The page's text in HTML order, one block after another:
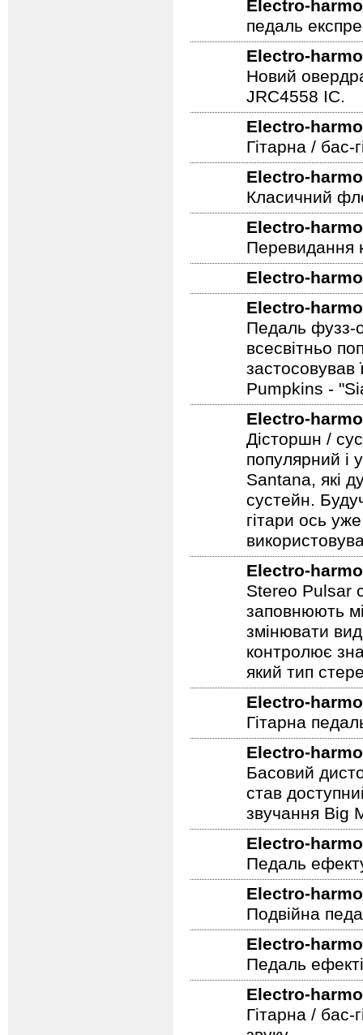
Electro-
педаль
Electro-
Новий
JRC4558 IC.
Electro-
Гітарна /
Electro-
Класичний
Electro-
Перевидання
Electro-
Electro-
Педаль фузз-
всесвітньо
застосовував
Pumpkins -
Electro-
Дісторшн /
популярний і
Santana, які
сустейн.
гітари ось
Electro-
Stereo Pulsar
заповнюють
змінювати
контролює
який тип
Electro-
Гітарна
Electro-
Басовий
став
звучання Big
Electro-
Педаль
Electro-
Подвійна
Electro-
Педаль
Electro-
Гітарна / бас-